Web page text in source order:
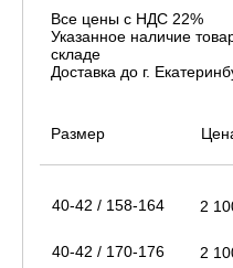
Все цены с НДС 22%
Указанное наличие
складе
Доставка до г.
Размер
40-42 / 158-164 2
40-42 / 170-176 2